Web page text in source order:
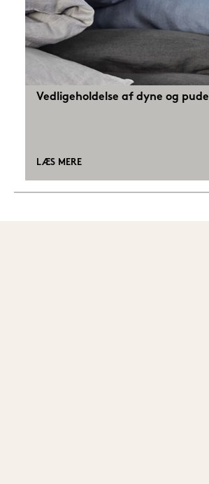
Vedligeholdelse af dyne og pude
LÆS MERE